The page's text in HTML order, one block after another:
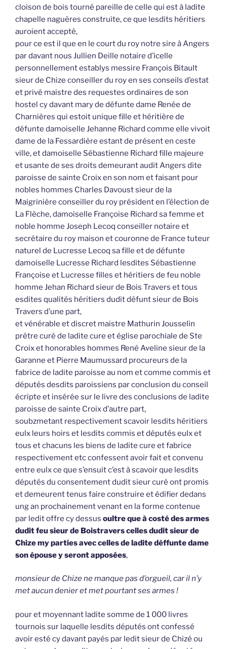
cloison de bois tourné pareille de celle qui est à ladite
chapelle naguères construite, ce que lesdits héritiers
auroient accepté,
pour ce est il que en le court du roy notre sire à Angers
par davant nous Jullien Deille notaire d’icelle
personnellement establys messire François Bitault
sieur de Chize conseiller du roy en ses conseils d’estat
et privé maistre des requestes ordinaires de son
hostel cy davant mary de défunte dame Renée de
Charnières qui estoit unique fille et héritière de
défunte damoiselle Jehanne Richard comme elle vivoit
dame de la Fessardière estant de présent en ceste
ville, et damoiselle Sébastienne Richard fille majeure
et usante de ses droits demeurant audit Angers dite
paroisse de sainte Croix en son nom et faisant pour
nobles hommes Charles Davoust sieur de la
Maigrinière conseiller du roy président en l’élection de
La Flèche, damoiselle Françoise Richard sa femme et
noble homme Joseph Lecoq conseiller notaire et
secrétaire du roy maison et couronne de France tuteur
naturel de Lucresse Lecoq sa fille et de défunte
damoiselle Lucresse Richard lesdites Sébastienne
Françoise et Lucresse filles et héritiers de feu noble
homme Jehan Richard sieur de Bois Travers et tous
esdites qualités héritiers dudit défunt sieur de Bois
Travers d’une part,
et vénérable et discret maistre Mathurin Jousselin
prêtre curé de ladite cure et église parochiale de Ste
Croix et honorables hommes René Aveline sieur de la
Garanne et Pierre Maumussard procureurs de la
fabrice de ladite paroisse au nom et comme commis et
députés desdits paroissiens par conclusion du conseil
écripte et insérée sur le livre des conclusions de ladite
paroisse de sainte Croix d’autre part,
soubzmetant respectivement scavoir lesdits héritiers
eulx leurs hoirs et lesdits commis et députés eulx et
tous et chacuns les biens de ladite cure et fabrice
respectivement etc confessent avoir fait et convenu
entre eulx ce que s’ensuit c’est à scavoir que lesdits
députés du consentement dudit sieur curé ont promis
et demeurent tenus faire construire et édifier dedans
ung an prochainement venant en la forme contenue
par ledit offre cy dessus oultre que à costé des armes
dudit feu sieur de Boistravers celles dudit sieur de
Chize my parties avec celles de ladite déffunte dame
son épouse y seront apposées,
monsieur de Chize ne manque pas d’orgueil, car il n’y
met aucun denier et met pourtant ses armes !
pour et moyennant ladite somme de 1 000 livres
tournois sur laquelle lesdits députés ont confessé
avoir esté cy davant payés par ledit sieur de Chizé ou